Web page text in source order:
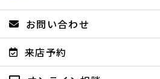
お問い合わせ
来店予約